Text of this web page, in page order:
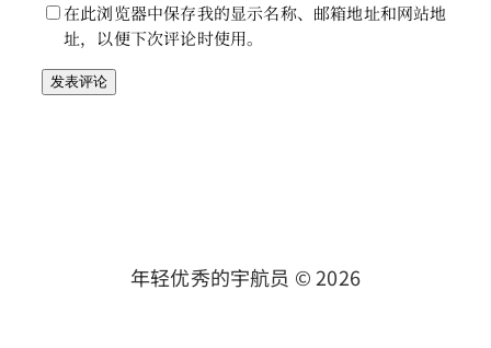
在此浏览器中保存我的显示名称、邮箱地址和网站地
址，以便下次评论时使用。
年轻优秀的宇航员 © 2026